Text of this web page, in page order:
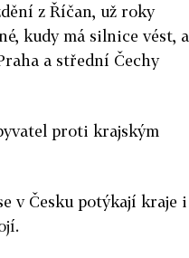
z Říčan, už roky
kudy má silnice vést, a
a střední Čechy
proti krajským
v Česku potýkají kraje i